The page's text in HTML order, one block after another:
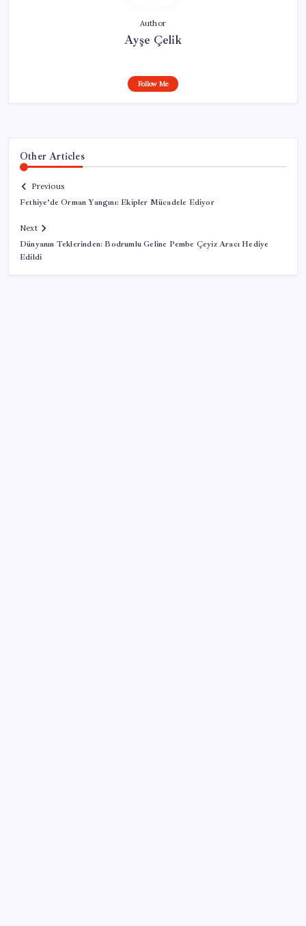
Author
Ayşe Çelik
Follow Me
Other Articles
Previous
Fethiye’de Orman Yangını: Ekipler Mücadele Ediyor
Next
Dünyanın Teklerinden: Bodrumlu Geline Pembe Çeyiz Aracı Hediye
Edildi